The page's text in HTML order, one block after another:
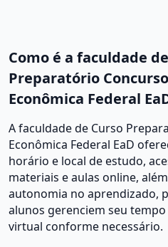
Como é a faculdade
Preparatório
Econômica Federal
A faculdade de Curso
Econômica Federal EaD
horário e local de estudo,
materiais e aulas online,
autonomia no aprendizado,
alunos gerenciem seu
virtual conforme necessário.